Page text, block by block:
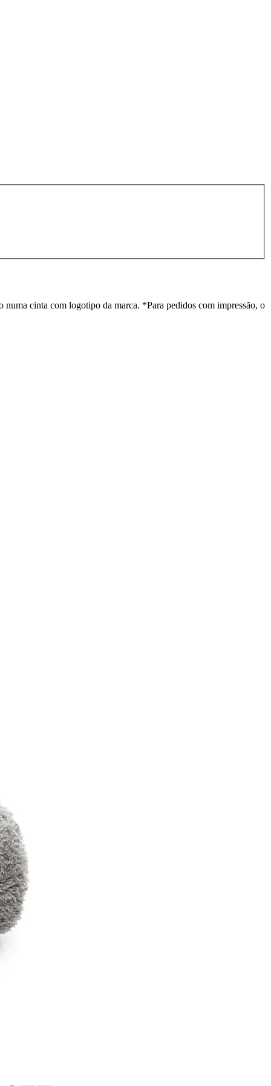
cinta com logotipo da marca. *Para pedidos com impressão, o